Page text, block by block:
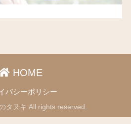
HOME
バシーポリシー
タヌキ All rights reserved.